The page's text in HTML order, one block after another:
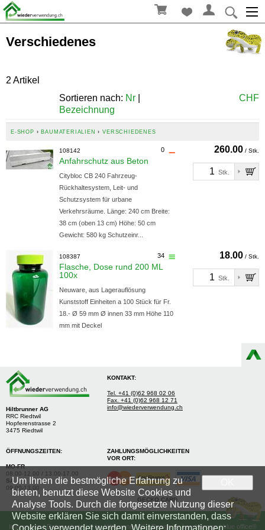
Verschiedenes
2 Artikel
Sortieren nach: Nr
Bezeichnung
CHF
E-SHOP › BAUMATERIALIEN › VERSCHIEDENES
0
108142
Anfahrschutz aus Beton
Citybloc CB 240 Fahrzeug-
Rückhaltesystem, Leit- und
Schutzsystem für urbane
Verkehrsräume. Länge: 240 cm Breite:
38 cm (oben 13 cm) Höhe: 50 cm
Gewicht: 580 kg Schutzeinr...
260.00 / Stk.
Stk.
34
108387
Flasche, Dose rund 200 ML
100x
Neuware, aus Lagerauflösung
Kunststoff Einheiten a 100 Stück für Fr.
18.- Ø 59 mm Ø innen 33 mm Höhe 110
mm mit Deckel
18.00 / Stk.
Stk.
Hiltbrunner AG
RRC Riedtwil
Hopferenstrasse 2
3475 Riedtwil
KONTAKT:
Tel. +41 (0)62 968 02 06
Fax. +41 (0)62 968 12 71
info@wiederverwendung.ch
ÖFFNUNGSZEITEN:
MO-FR
08.00-12.00 / 13.00-17.00
SA
09.00-13.00
ZAHLUNGSMÖGLICHKEITEN
VOR ORT:
GECKO CARD
Impressum|Datenschutz| © byHiltbrunner AG| Design byLerchdesign| blue office®
Um Ihnen die bestmögliche Erfahrung zu
bieten, benutzt diese Website Cookies und
Analyse Tools. Durch die fortgesetzte Nutzung dieser
Website erklären Sie sich damit einverstanden, dass
Cookies verwendet werden. Weitere Informationen: